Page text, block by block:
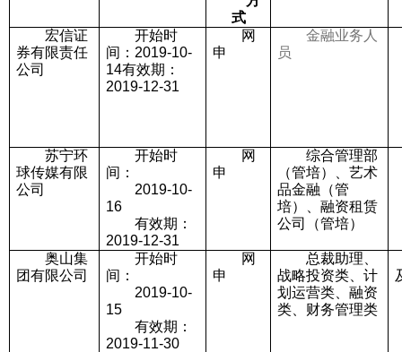
式
宏信证
券有限责任
公司
开始时
间：2019-10-
14有效期：
2019-12-31
网
申
金融业务人
员
苏宁环
球传媒有限
公司
开始时
间：
2019-10-
16
有效期：
2019-12-31
网
申
综合管理部
（管培）、艺术
品金融（管
培）、融资租赁
公司（管培）
奥山集
团有限公司
开始时
间：
2019-10-
15
有效期：
2019-11-30
网
申
总裁助理、
战略投资类、计
划运营类、融资
类、财务管理类